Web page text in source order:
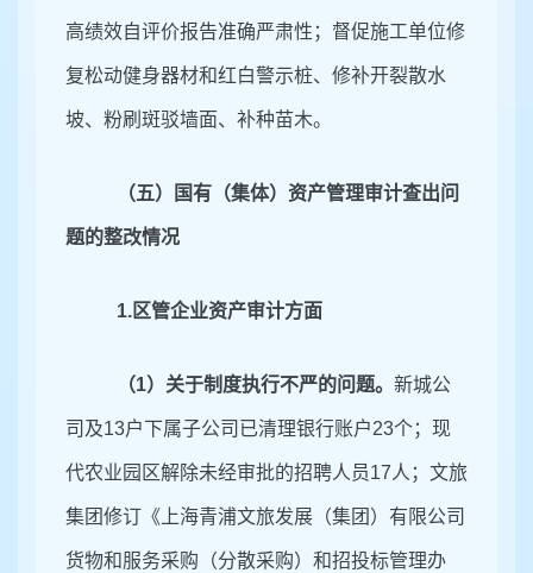
高绩效自评价报告准确严肃性；督促施工单位修
复松动健身器材和红白警示桩、修补开裂散水
坡、粉刷斑驳墙面、补种苗木。
（五）国有（集体）资产管理审计查出问
题的整改情况
1.区管企业资产审计方面
（1）关于制度执行不严的问题。 新城公
司及13户下属子公司已清理银行账户23个；现
代农业园区解除未经审批的招聘人员17人；文旅
集团修订《上海青浦文旅发展（集团）有限公司
货物和服务采购（分散采购）和招投标管理办